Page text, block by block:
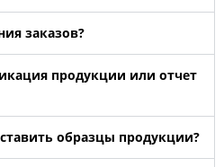
заказов?
продукции или отчет
образцы продукции?